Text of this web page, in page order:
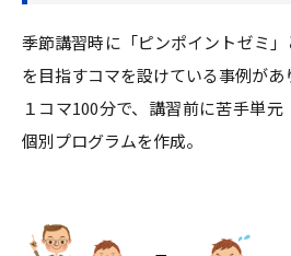
季節講習時に「ピンポイントゼミ
を目指すコマを設けている事例があ
１コマ100分で、講習前に苦手単元
個別プログラムを作成。